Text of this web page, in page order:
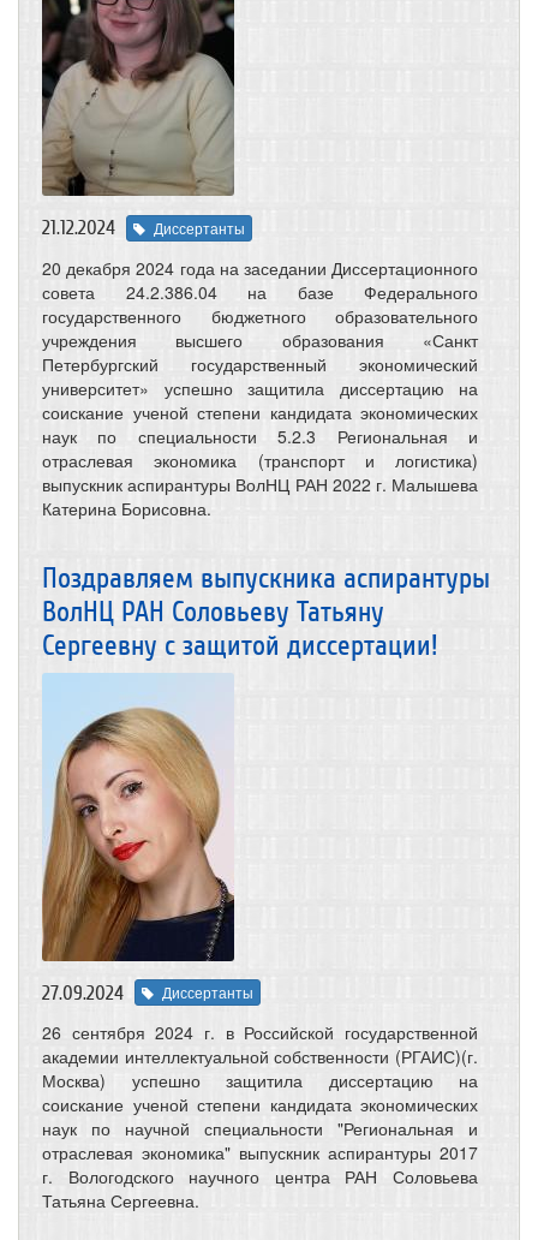
21.12.2024 Диссертанты
20 декабря 2024 года на заседании Диссертационного
совета 24.2.386.04 на базе Федерального
государственного бюджетного образовательного
учреждения высшего образования «Санкт
Петербургский государственный экономический
университет» успешно защитила диссертацию на
соискание ученой степени кандидата экономических
наук по специальности 5.2.3 Региональная и
отраслевая экономика (транспорт и логистика)
выпускник аспирантуры ВолНЦ РАН 2022 г. Малышева
Катерина Борисовна.
Поздравляем выпускника аспирантуры
ВолНЦ РАН Соловьеву Татьяну
Сергеевну с защитой диссертации!
27.09.2024 Диссертанты
26 сентября 2024 г. в Российской государственной
академии интеллектуальной собственности (РГАИС)(г.
Москва) успешно защитила диссертацию на
соискание ученой степени кандидата экономических
наук по научной специальности "Региональная и
отраслевая экономика" выпускник аспирантуры 2017
г. Вологодского научного центра РАН Соловьева
Татьяна Сергеевна.